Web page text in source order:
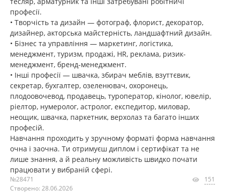
професії.
• Творчість та дизайн — фотограф, флорист, декоратор,
дизайнер, акторська майстерність, ландшафтний дизайн.
• Бізнес та управління — маркетинг, логістика,
менеджмент, туризм, продажі, HR, реклама, ризик-
менеджмент, бренд-менеджмент.
• Інші професії — швачка, збирач меблів, взуттєвик,
секретар, бухгалтер, озеленювач, охоронець,
плодоовочевод, продавець, туроператор, кінолог, ювелір,
ріелтор, нумеролог, астролог, експедитор, миловар,
неощик, швачка, паркетник, верхолаз та багато інших
професій.
Навчання проходить у зручному форматі форма навчання
очна і заочна. Ти отримуєш диплом і сертифікат та не
лише знання, а й реальну можливість швидко почати
працювати у вибраній сфері.
№28471
Створено: 28.06.2026
151